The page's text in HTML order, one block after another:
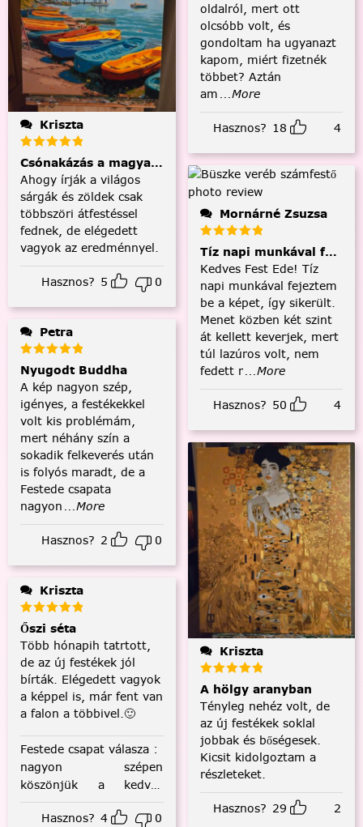
Kriszta
Csónakázás a magyar tengeren
Ahogy írják a világos
sárgák és zöldek csak
többszöri átfestéssel
fednek, de elégedett
vagyok az eredménnyel.
Hasznos? 5 0
Petra
Nyugodt Buddha
A kép nagyon szép,
igényes, a festékekkel
volt kis problémám,
mert néhány szín a
sokadik felkeverés után
is folyós maradt, de a
Festede csapata
nagyon ...More
Hasznos? 2 0
Kriszta
Őszi séta
Több hónapih tatrtott,
de az új festékek jól
bírták. Elégedett vagyok
a képpel is, már fent van
a falon a többivel.🙂
Festede csapat válasza :
nagyon szépen
köszönjük a kedves
visszajelzést! :)
Hasznos? 4 0
oldalról, mert ott
olcsóbb volt, és
gondoltam ha ugyanazt
kapom, miért fizetnék
többet? Aztán
am ...More
Hasznos? 18 4
Mornárné Zsuzsa
Tíz napi munkával
Kedves Fest Ede! Tíz
napi munkával fejeztem
be a képet, így sikerült.
Menet közben két szint
át kellett keverjek, mert
túl lazúros volt, nem
fedett r...More
Hasznos? 50 4
Kriszta
A hölgy aranyban
Tényleg nehéz volt, de
az új festékek soklal
jobbak és bőségesek.
Kicsit kidolgoztam a
részleteket.
Hasznos? 29 2